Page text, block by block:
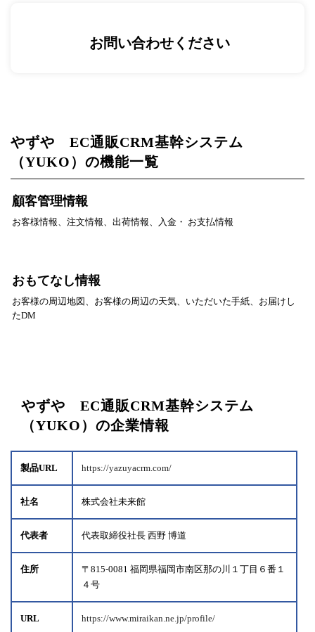
お問い合わせください
やずや EC通販CRM基幹システム
（YUKO）の機能一覧
顧客管理情報
お客様情報、注文情報、出荷情報、入金・ お支払情報
おもてなし情報
お客様の周辺地図、お客様の周辺の天気、いただいた手紙、お届けし
たDM
やずや EC通販CRM基幹システム
（YUKO）の企業情報
製品URL https://yazuyacrm.com/
社名 株式会社未来館
代表者 代表取締役社長 西野 博道
住所
〒815-0081 福岡県福岡市南区那の川１丁目６番１
４号
URL https://www.miraikan.ne.jp/profile/